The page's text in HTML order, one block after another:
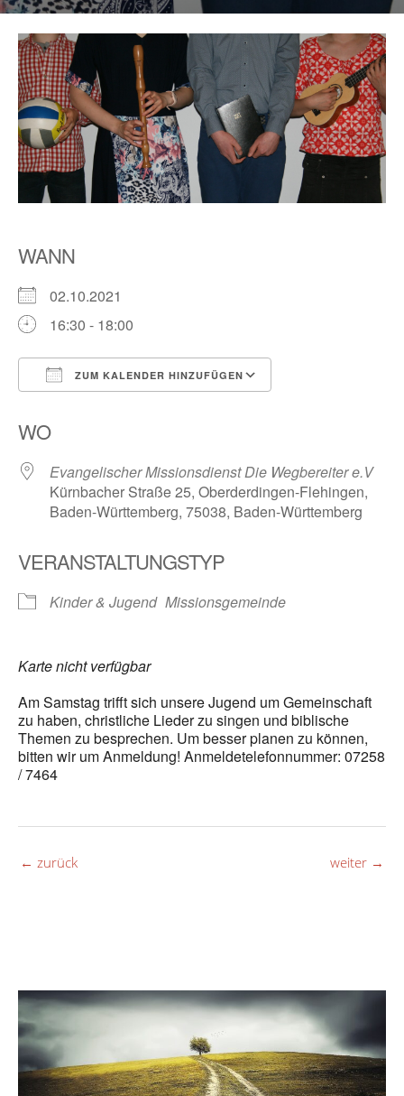
WANN
02.10.2021
16:30 - 18:00
ZUM KALENDER HINZUFÜGEN
WO
Evangelischer Missionsdienst Die Wegbereiter e.V
Kürnbacher Straße 25, Oberderdingen-Flehingen,
Baden-Württemberg, 75038, Baden-Württemberg
VERANSTALTUNGSTYP
Kinder & Jugend Missionsgemeinde
Karte nicht verfügbar
Am Samstag trifft sich unsere Jugend um Gemeinschaft
zu haben, christliche Lieder zu singen und biblische
Themen zu besprechen. Um besser planen zu können,
bitten wir um Anmeldung! Anmeldetelefonnummer: 07258
/ 7464
← zurück weiter →